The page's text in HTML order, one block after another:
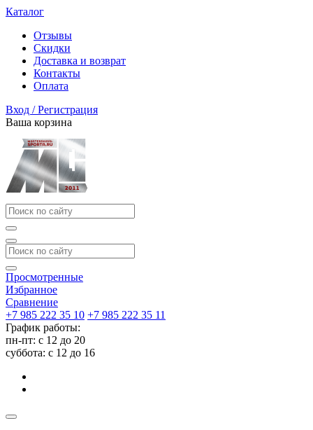
Каталог
Отзывы
Скидки
Доставка и возврат
Контакты
Оплата
Вход / Регистрация
Ваша корзина
Просмотренные
Избранное
Сравнение
+7 985 222 35 10 +7 985 222 35 11
График работы:
пн-пт: с 12 до 20
суббота: c 12 до 16